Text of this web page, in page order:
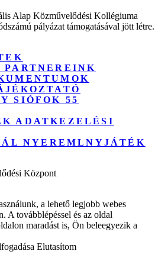
Alap Közművelődési Kollégiuma
pályázat támogatásával jött létre.
SIÓFOK 55
ADATKEZELÉSI
NYEREMLNYJÁTÉK
Központ
a lehető legjobb webes
A továbblépéssel és az oldal
maradást is, Ön beleegyezik a
Elutasítom